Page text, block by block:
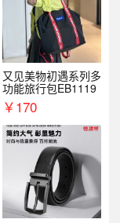
又见美物初遇系列多
功能旅行包EB1119
￥170